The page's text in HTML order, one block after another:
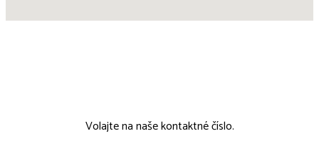
Volajte na naše kontaktné číslo.